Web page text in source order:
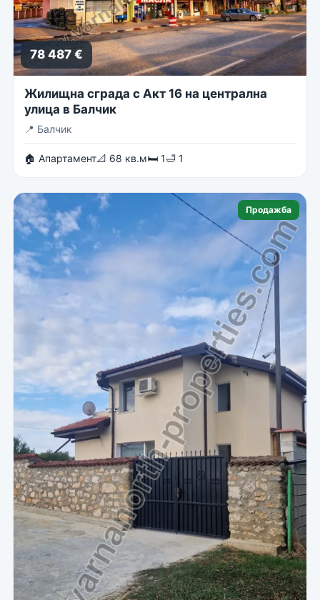
78 487 €
Жилищна сграда с Акт 16 на централна
улица в Балчик
📍 Балчик
🏠 Апартамент📐 68 кв.м🛏 1🛁 1
Продажба